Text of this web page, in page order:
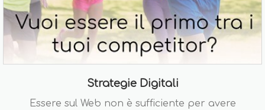
Strategie Digitali
Essere sul Web non è sufficiente per avere